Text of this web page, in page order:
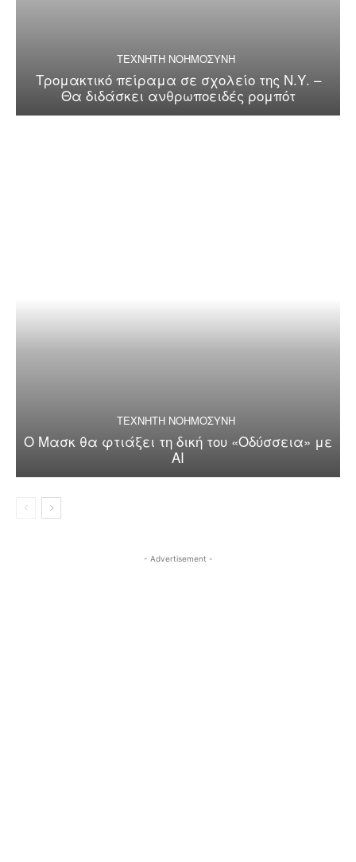
ΤΕΧΝΗΤΗ ΝΟΗΜΟΣΥΝΗ
Τρομακτικό πείραμα σε σχολείο της Ν.Υ. –
Θα διδάσκει ανθρωποειδές ρομπότ
ΤΕΧΝΗΤΗ ΝΟΗΜΟΣΥΝΗ
Ο Μασκ θα φτιάξει τη δική του «Οδύσσεια» με
AI
- Advertisement -